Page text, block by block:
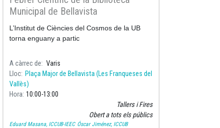
Municipal de Bellavista
L’Institut de Ciències del Cosmos de la UB
torna enguany a partic
A càrrec de
Varis
Lloc Plaça Major de Bellavista (Les Franqueses del
Vallès)
Hora 10:00 13:00
Tallers i Fires
Obert a tots els públics
Eduard Masana, ICCUB-IEEC Óscar Jiménez, ICCUB